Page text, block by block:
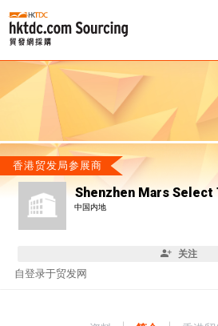
香港贸发局参展商
Shenzhen Mars Select
中国内地
关注
自登录于贸发网